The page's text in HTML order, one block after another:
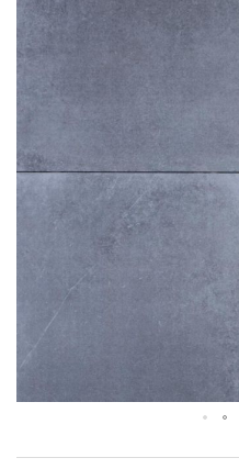
van
afbeeldingen-
gallerij
naar